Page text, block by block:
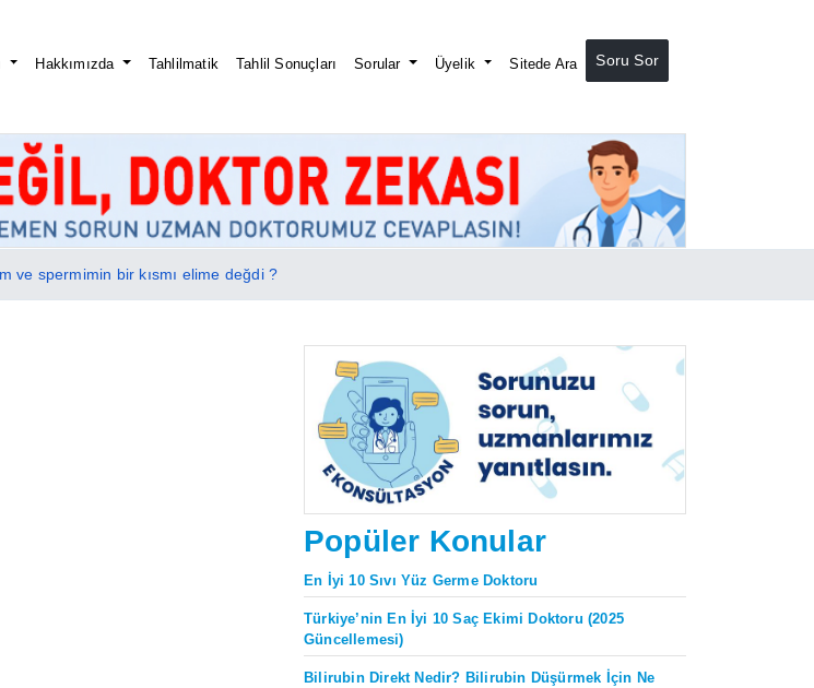
Hakkımızda Tahlilmatik Tahlil Sonuçları Sorular Üyelik Sitede Ara Soru Sor
ve spermimin bir kısmı elime değdi ?
Popüler Konular
En İyi 10 Sıvı Yüz Germe Doktoru
Türkiye’nin En İyi 10 Saç Ekimi Doktoru (2025
Güncellemesi)
Bilirubin Direkt Nedir? Bilirubin Düşürmek İçin Ne